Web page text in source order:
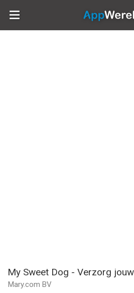
My Sweet Dog - Verzorg
Mary.com BV